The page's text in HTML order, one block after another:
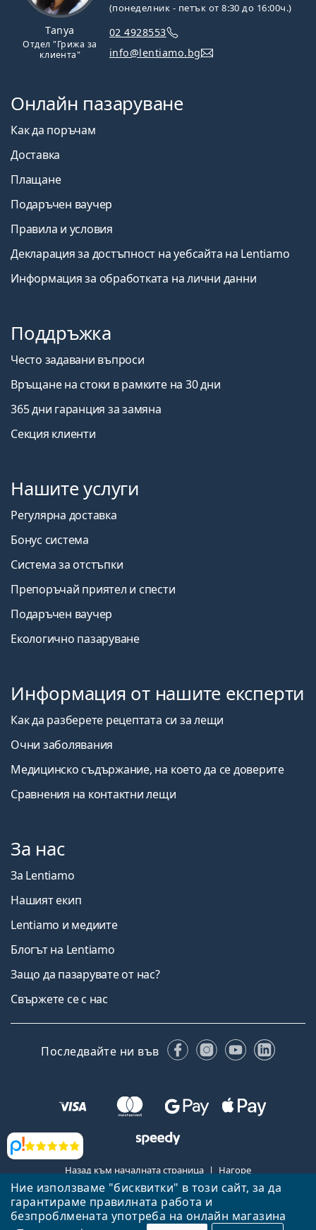
Ние използваме "бисквитки" в този сайт, за да
гарантираме правилната работа и
безпроблмената употреба на онлайн магазина
Прегледи
Tanya
Отдел "Грижа за
клиента"
(понеделник - петък от 8:30 до 16:00ч.)
02 4928553
info@lentiamo.bg
Онлайн пазаруване
Как да поръчам
Доставка
Плащане
Подаръчен ваучер
Правила и условия
Декларация за достъпност на уебсайта на Lentiamo
Информация за обработката на лични данни
Поддръжка
Често задавани въпроси
Връщане на стоки в рамките на 30 дни
365 дни гаранция за замяна
Секция клиенти
Нашите услуги
Регулярна доставка
Бонус система
Система за отстъпки
Препоръчай приятел и спести
Подаръчен ваучер
Екологично пазаруване
Информация от нашите експерти
Как да разберете рецептата си за лещи
Очни заболявания
Медицинско съдържание, на което да се доверите
Сравнения на контактни лещи
За нас
За Lentiamo
Нашият екип
Lentiamo и медиите
Блогът на Lentiamo
Защо да пазарувате от нас?
Свържете се с нас
Последвайте ни във FacebookInstagram
YouTube
Назад към началната страница
Нагоре
Lentiamo.bg е собственост и се управлява от Lentiamo s.r.o.,
Република Чехия
Тук сме за вас в продължение на 18 години.